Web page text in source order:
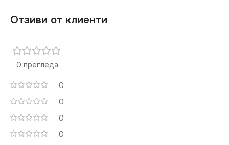
Отзиви от клиенти
0 прегледа
0
0
0
0